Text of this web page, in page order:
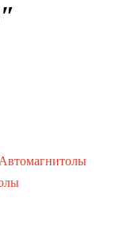
Автомагнитолы